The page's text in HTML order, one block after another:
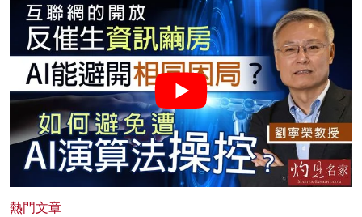
熱門文章